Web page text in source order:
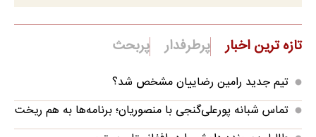
تازه ترین اخبار پرطرفدار پربحث
تیم جدید رامین رضاییان مشخص شد؟
تماس شبانه پورعلی‌گنجی با منصوریان؛ برنامه‌ها به هم ریخت